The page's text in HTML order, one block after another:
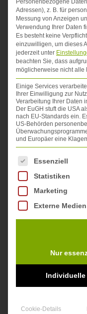
Personenbezogene
Adressen), z. B. für
Messung von Anzeigen
Verwendung Ihrer Daten
Es besteht keine
einzuwilligen, um dieses
jederzeit unter
beachten Sie, dass
möglicherweise nicht alle
Einige Services
Ihrer Einwilligung zur
Verarbeitung Ihrer Daten
Der EuGH stuft die USA
nach EU-Standards ein.
US-Behörden
und Europäer eine
Es folgt eine Liste
Essenziell
Statistiken
Marketing
Externe Medien
Nur
Cookie-Details